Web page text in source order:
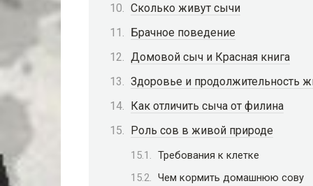
Сколько живут сычи
Брачное поведение
Домовой сыч и Красная книга
Здоровье и продолжительность
Как отличить сыча от филина
Роль сов в живой природе
Требования к клетке
Чем кормить домашнюю сову